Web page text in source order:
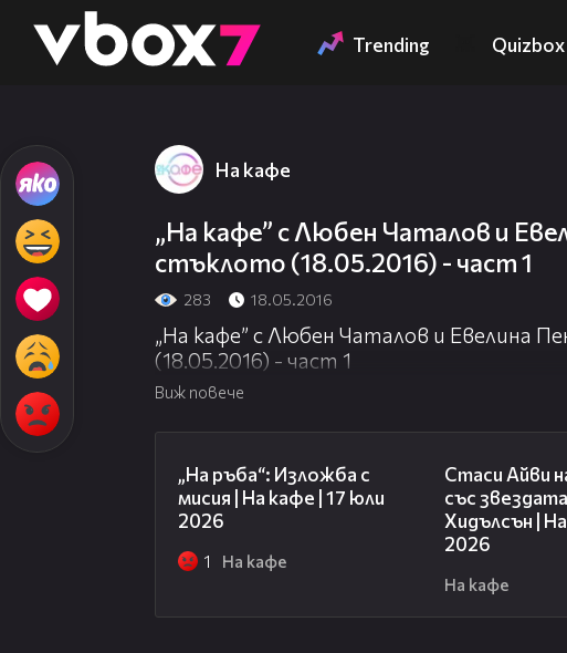
👾 Trending Quizbox
На кафе
„На кафе” с Любен Чаталов и
стъклото (18.05.2016) - част 1
283 18.05.2016
„На кафе” с Любен Чаталов и Евелина
(18.05.2016) - част 1
Виж повече
„На ръба“: Изложба с
мисия | На кафе | 17 юли
2026
1 На кафе
Стаси Айви
със
Хидълсън |
2026
На кафе